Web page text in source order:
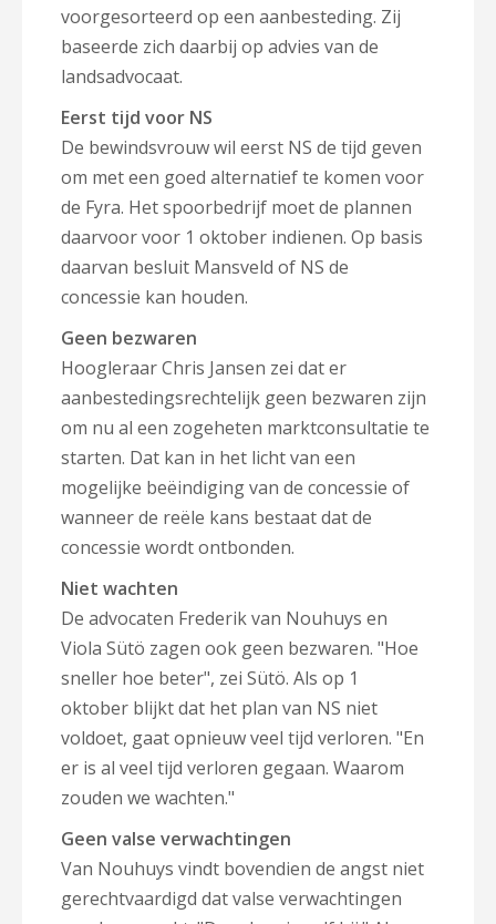
voorgesorteerd op een aanbesteding. Zij
baseerde zich daarbij op advies van de
landsadvocaat.
Eerst tijd voor NS
De bewindsvrouw wil eerst NS de tijd geven
om met een goed alternatief te komen voor
de Fyra. Het spoorbedrijf moet de plannen
daarvoor voor 1 oktober indienen. Op basis
daarvan besluit Mansveld of NS de
concessie kan houden.
Geen bezwaren
Hoogleraar Chris Jansen zei dat er
aanbestedingsrechtelijk geen bezwaren zijn
om nu al een zogeheten marktconsultatie te
starten. Dat kan in het licht van een
mogelijke beëindiging van de concessie of
wanneer de reële kans bestaat dat de
concessie wordt ontbonden.
Niet wachten
De advocaten Frederik van Nouhuys en
Viola Sütö zagen ook geen bezwaren. "Hoe
sneller hoe beter", zei Sütö. Als op 1
oktober blijkt dat het plan van NS niet
voldoet, gaat opnieuw veel tijd verloren. "En
er is al veel tijd verloren gegaan. Waarom
zouden we wachten."
Geen valse verwachtingen
Van Nouhuys vindt bovendien de angst niet
gerechtvaardigd dat valse verwachtingen